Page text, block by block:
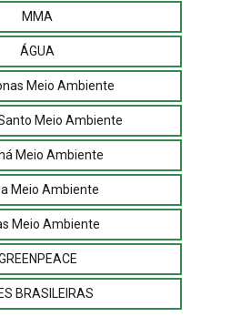
MMA
ÁGUA
Meio Ambiente
Meio Ambiente
Meio Ambiente
Meio Ambiente
Meio Ambiente
BRASILEIRAS